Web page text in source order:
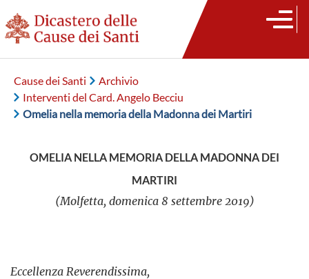
Cause dei Santi
Archivio
Interventi del Card. Angelo Becciu
Omelia nella memoria della Madonna dei Martiri
OMELIA NELLA MEMORIA DELLA MADONNA DEI
MARTIRI
(Molfetta, domenica 8 settembre 2019)
Eccellenza Reverendissima,